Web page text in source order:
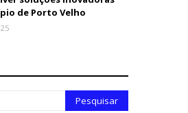
de Porto Velho